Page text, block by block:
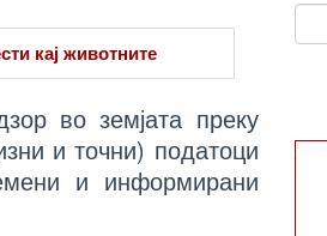
кај животните
во земјата преку
и точни) податоци
и информирани